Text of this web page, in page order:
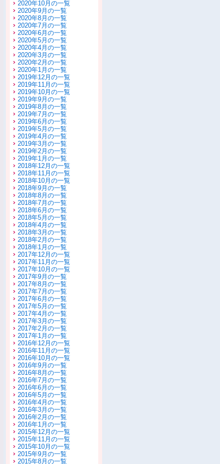
2020年10月の一覧
2020年9月の一覧
2020年8月の一覧
2020年7月の一覧
2020年6月の一覧
2020年5月の一覧
2020年4月の一覧
2020年3月の一覧
2020年2月の一覧
2020年1月の一覧
2019年12月の一覧
2019年11月の一覧
2019年10月の一覧
2019年9月の一覧
2019年8月の一覧
2019年7月の一覧
2019年6月の一覧
2019年5月の一覧
2019年4月の一覧
2019年3月の一覧
2019年2月の一覧
2019年1月の一覧
2018年12月の一覧
2018年11月の一覧
2018年10月の一覧
2018年9月の一覧
2018年8月の一覧
2018年7月の一覧
2018年6月の一覧
2018年5月の一覧
2018年4月の一覧
2018年3月の一覧
2018年2月の一覧
2018年1月の一覧
2017年12月の一覧
2017年11月の一覧
2017年10月の一覧
2017年9月の一覧
2017年8月の一覧
2017年7月の一覧
2017年6月の一覧
2017年5月の一覧
2017年4月の一覧
2017年3月の一覧
2017年2月の一覧
2017年1月の一覧
2016年12月の一覧
2016年11月の一覧
2016年10月の一覧
2016年9月の一覧
2016年8月の一覧
2016年7月の一覧
2016年6月の一覧
2016年5月の一覧
2016年4月の一覧
2016年3月の一覧
2016年2月の一覧
2016年1月の一覧
2015年12月の一覧
2015年11月の一覧
2015年10月の一覧
2015年9月の一覧
2015年8月の一覧